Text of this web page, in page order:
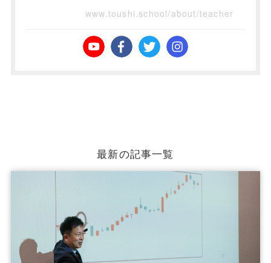
www.toushi.school/about/teacher
最新の記事一覧